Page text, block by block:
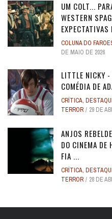
UM COLT...
WESTERN
EXPECTATIVAS
COLUNA DO
DE MAIO DE 2026
LITTLE NICKY -
COMÉDIA DE
CRÍTICA,
TERROR
29 DE
ANJOS
DO CINEMA DE
FIA ...
CRÍTICA,
TERROR
28 DE